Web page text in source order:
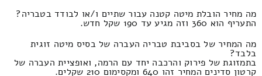
מה מחיר הובלת מיטה קטנה עבור שתיים ו/או לבודד בטבריה?
התעריף הוא 360 וזה מגיע עד 190 שקל חדש.
מה המחיר של בסביבת טבריה העברה של בסיס מיטה זוגית
בלבד?
בתמזוגת של פירוק והרכבה יחד עם הרמה, ואופציית העברה של
קרטון סדינים המחיר זהו 640 ומקסימום 210 שקלים.